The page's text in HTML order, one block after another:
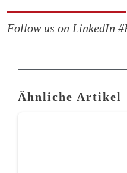
Follow us on LinkedIn
Ähnliche Artikel